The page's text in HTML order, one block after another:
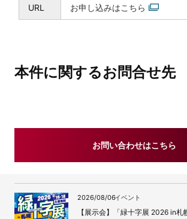
URL お申し込みはこちら
本件に関するお問合せ先
お問い合わせはこちら
2026/08/06イベント
【展示会】「緑十字展 2026 in札